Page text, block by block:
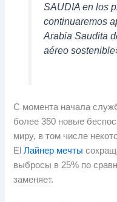
SAUDIA en los
continuaremos
Arabia Saudita
aéreo
С момента начала
более 350 новые
миру, в том числе
El Лайнер мечты
выбросы в 25% по
заменяет.